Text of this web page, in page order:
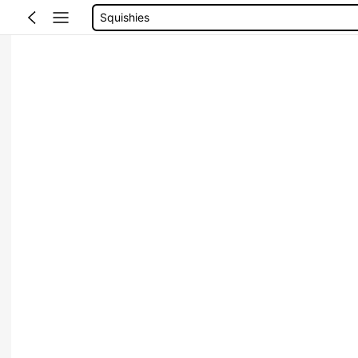
Squishies